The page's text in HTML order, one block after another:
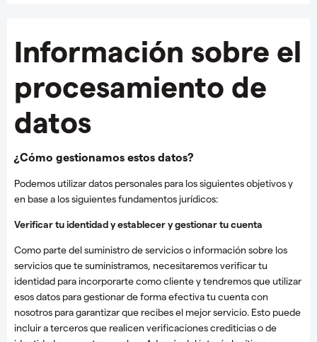
Información sobre el
procesamiento de
datos
¿Cómo gestionamos estos datos?
Podemos utilizar datos personales para los siguientes objetivos y
en base a los siguientes fundamentos jurídicos:
Verificar tu identidad y establecer y gestionar tu cuenta
Como parte del suministro de servicios o información sobre los
servicios que te suministramos, necesitaremos verificar tu
identidad para incorporarte como cliente y tendremos que utilizar
esos datos para gestionar de forma efectiva tu cuenta con
nosotros para garantizar que recibes el mejor servicio. Esto puede
incluir a terceros que realicen verificaciones crediticias o de